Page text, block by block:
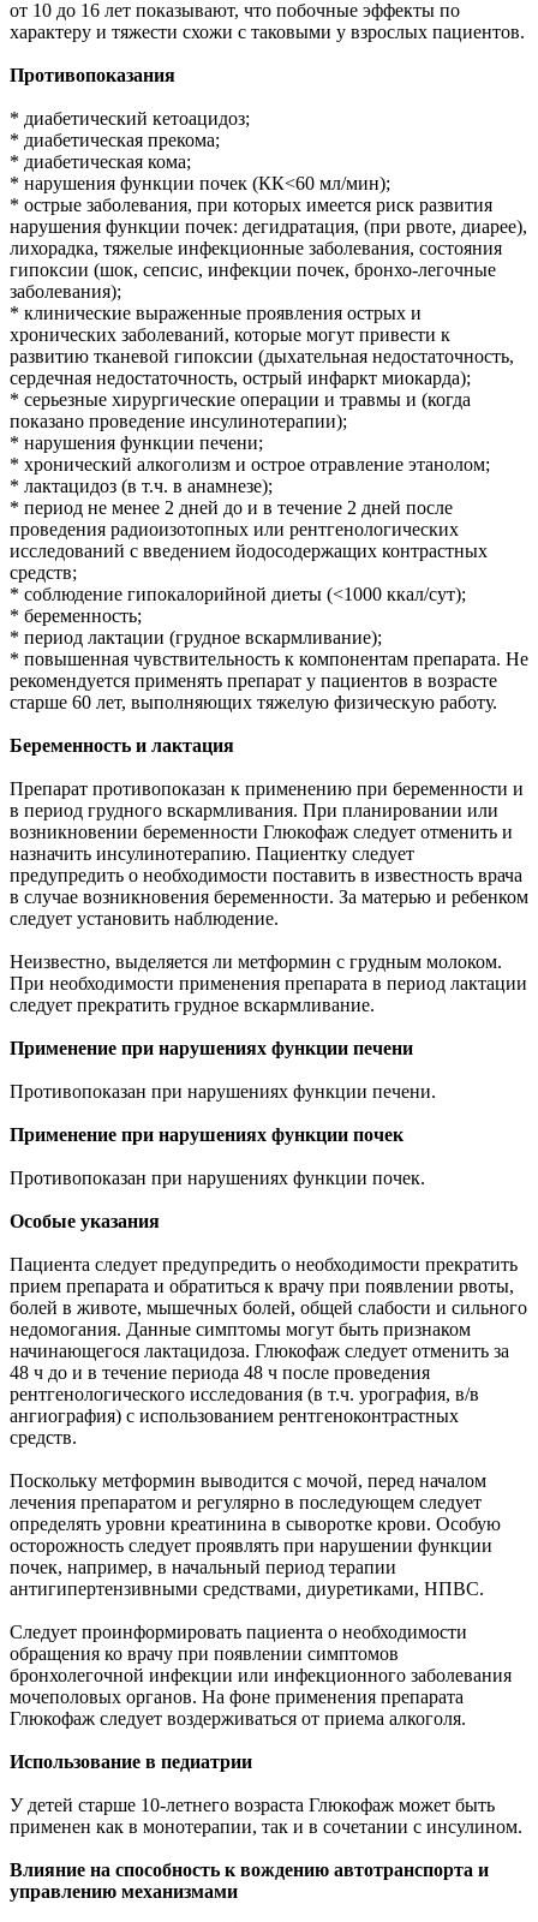
от 10 до 16 лет показывают, что побочные эффекты по
характеру и тяжести схожи с таковыми у взрослых пациентов.
Противопоказания
* диабетический кетоацидоз;
* диабетическая прекома;
* диабетическая кома;
* нарушения функции почек (КК<60 мл/мин);
* острые заболевания, при которых имеется риск развития
нарушения функции почек: дегидратация, (при рвоте, диарее),
лихорадка, тяжелые инфекционные заболевания, состояния
гипоксии (шок, сепсис, инфекции почек, бронхо-легочные
заболевания);
* клинические выраженные проявления острых и
хронических заболеваний, которые могут привести к
развитию тканевой гипоксии (дыхательная недостаточность,
сердечная недостаточность, острый инфаркт миокарда);
* серьезные хирургические операции и травмы и (когда
показано проведение инсулинотерапии);
* нарушения функции печени;
* хронический алкоголизм и острое отравление этанолом;
* лактацидоз (в т.ч. в анамнезе);
* период не менее 2 дней до и в течение 2 дней после
проведения радиоизотопных или рентгенологических
исследований с введением йодосодержащих контрастных
средств;
* соблюдение гипокалорийной диеты (<1000 ккал/сут);
* беременность;
* период лактации (грудное вскармливание);
* повышенная чувствительность к компонентам препарата. Не
рекомендуется применять препарат у пациентов в возрасте
старше 60 лет, выполняющих тяжелую физическую работу.
Беременность и лактация
Препарат противопоказан к применению при беременности и
в период грудного вскармливания. При планировании или
возникновении беременности Глюкофаж следует отменить и
назначить инсулинотерапию. Пациентку следует
предупредить о необходимости поставить в известность врача
в случае возникновения беременности. За матерью и ребенком
следует установить наблюдение.
Неизвестно, выделяется ли метформин с грудным молоком.
При необходимости применения препарата в период лактации
следует прекратить грудное вскармливание.
Применение при нарушениях функции печени
Противопоказан при нарушениях функции печени.
Применение при нарушениях функции почек
Противопоказан при нарушениях функции почек.
Особые указания
Пациента следует предупредить о необходимости прекратить
прием препарата и обратиться к врачу при появлении рвоты,
болей в животе, мышечных болей, общей слабости и сильного
недомогания. Данные симптомы могут быть признаком
начинающегося лактацидоза. Глюкофаж следует отменить за
48 ч до и в течение периода 48 ч после проведения
рентгенологического исследования (в т.ч. урография, в/в
ангиография) с использованием рентгеноконтрастных
средств.
Поскольку метформин выводится с мочой, перед началом
лечения препаратом и регулярно в последующем следует
определять уровни креатинина в сыворотке крови. Особую
осторожность следует проявлять при нарушении функции
почек, например, в начальный период терапии
антигипертензивными средствами, диуретиками, НПВС.
Следует проинформировать пациента о необходимости
обращения ко врачу при появлении симптомов
бронхолегочной инфекции или инфекционного заболевания
мочеполовых органов. На фоне применения препарата
Глюкофаж следует воздерживаться от приема алкоголя.
Использование в педиатрии
У детей старше 10-летнего возраста Глюкофаж может быть
применен как в монотерапии, так и в сочетании с инсулином.
Влияние на способность к вождению автотранспорта и
управлению механизмами